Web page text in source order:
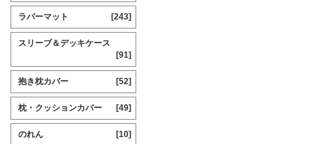
ラバーマット [243]
スリーブ＆デッキケース
[91]
抱き枕カバー [52]
枕・クッションカバー [49]
のれん [10]